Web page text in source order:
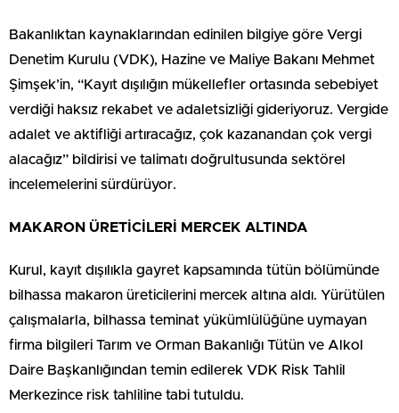
Bakanlıktan kaynaklarından edinilen bilgiye göre Vergi
Denetim Kurulu (VDK), Hazine ve Maliye Bakanı Mehmet
Şimşek’in, “Kayıt dışılığın mükellefler ortasında sebebiyet
verdiği haksız rekabet ve adaletsizliği gideriyoruz. Vergide
adalet ve aktifliği artıracağız, çok kazanandan çok vergi
alacağız” bildirisi ve talimatı doğrultusunda sektörel
incelemelerini sürdürüyor.
MAKARON ÜRETİCİLERİ MERCEK ALTINDA
Kurul, kayıt dışılıkla gayret kapsamında tütün bölümünde
bilhassa makaron üreticilerini mercek altına aldı. Yürütülen
çalışmalarla, bilhassa teminat yükümlülüğüne uymayan
firma bilgileri Tarım ve Orman Bakanlığı Tütün ve Alkol
Daire Başkanlığından temin edilerek VDK Risk Tahlil
Merkezince risk tahliline tabi tutuldu.